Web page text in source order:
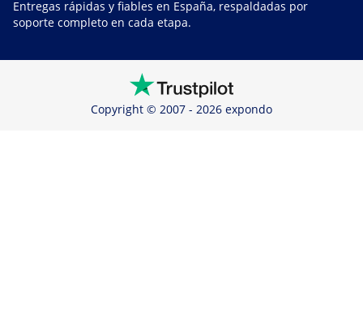
Entregas rápidas y fiables en España, respaldadas por
soporte completo en cada etapa.
Copyright © 2007 - 2026 expondo